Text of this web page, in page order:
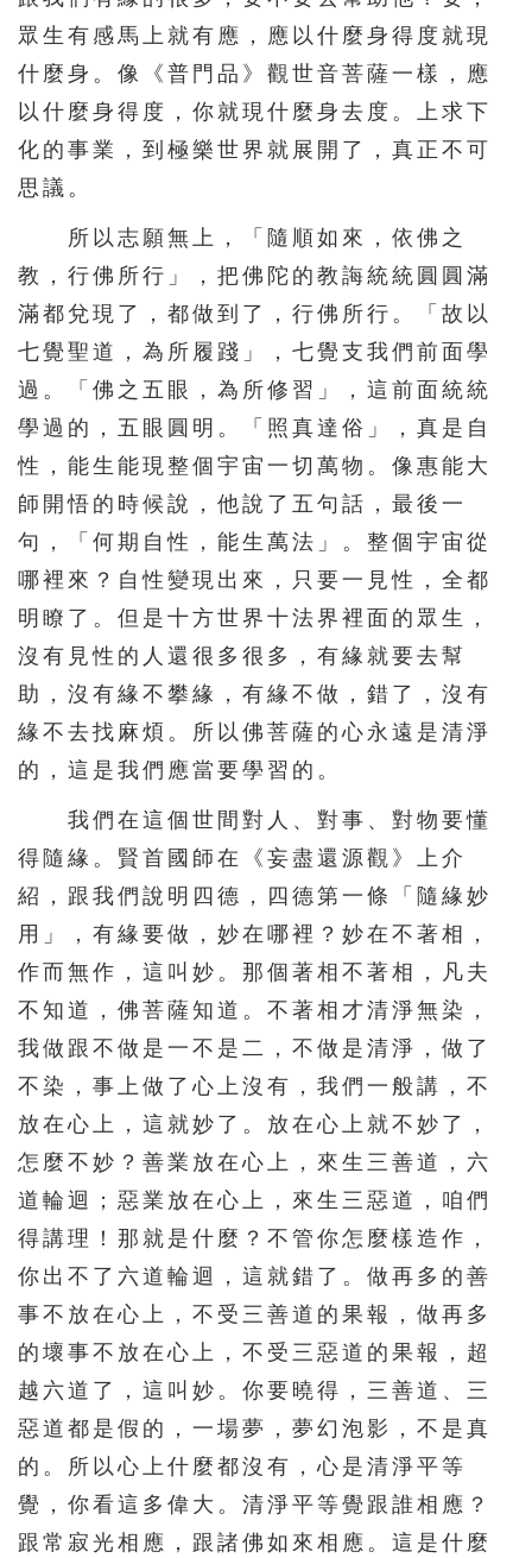
眾生有感馬上就有應，應以什麼身得度就現
什麼身。像《普門品》觀世音菩薩一樣，應
以什麼身得度，你就現什麼身去度。上求下
化的事業，到極樂世界就展開了，真正不可
思議。
所以志願無上，「隨順如來，依佛之
教，行佛所行」，把佛陀的教誨統統圓圓滿
滿都兌現了，都做到了，行佛所行。「故以
七覺聖道，為所履踐」，七覺支我們前面學
過。「佛之五眼，為所修習」，這前面統統
學過的，五眼圓明。「照真達俗」，真是自
性，能生能現整個宇宙一切萬物。像惠能大
師開悟的時候說，他說了五句話，最後一
句，「何期自性，能生萬法」。整個宇宙從
哪裡來？自性變現出來，只要一見性，全都
明瞭了。但是十方世界十法界裡面的眾生，
沒有見性的人還很多很多，有緣就要去幫
助，沒有緣不攀緣，有緣不做，錯了，沒有
緣不去找麻煩。所以佛菩薩的心永遠是清淨
的，這是我們應當要學習的。
我們在這個世間對人、對事、對物要懂
得隨緣。賢首國師在《妄盡還源觀》上介
紹，跟我們說明四德，四德第一條「隨緣妙
用」，有緣要做，妙在哪裡？妙在不著相，
作而無作，這叫妙。那個著相不著相，凡夫
不知道，佛菩薩知道。不著相才清淨無染，
我做跟不做是一不是二，不做是清淨，做了
不染，事上做了心上沒有，我們一般講，不
放在心上，這就妙了。放在心上就不妙了，
怎麼不妙？善業放在心上，來生三善道，六
道輪迴；惡業放在心上，來生三惡道，咱們
得講理！那就是什麼？不管你怎麼樣造作，
你出不了六道輪迴，這就錯了。做再多的善
事不放在心上，不受三善道的果報，做再多
的壞事不放在心上，不受三惡道的果報，超
越六道了，這叫妙。你要曉得，三善道、三
惡道都是假的，一場夢，夢幻泡影，不是真
的。所以心上什麼都沒有，心是清淨平等
覺，你看這多偉大。清淨平等覺跟誰相應？
跟常寂光相應，跟諸佛如來相應。這是什麼